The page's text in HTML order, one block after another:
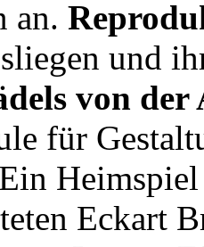
an.
und
von der
für
Eckart